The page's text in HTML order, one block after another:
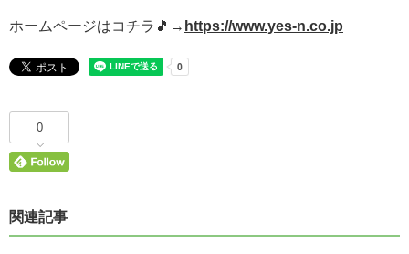
ホームページはコチラ 🎵 → https://www.yes-n.co.jp
0
関連記事